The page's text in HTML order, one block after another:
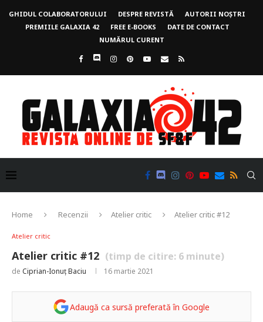
GHIDUL COLABORATORULUI DESPRE REVISTĂ
AUTORII NOȘTRI
PREMIILE GALAXIA 42
FREE E-BOOKS
DATE DE CONTACT
NUMĂRUL CURENT
Home Recenzii Atelier critic Atelier critic #12
Atelier critic
Atelier critic #12 (timp de citire: 6 minute)
de Ciprian-Ionuț Baciu 16 martie 2021
Adaugă ca sursă preferată în Google